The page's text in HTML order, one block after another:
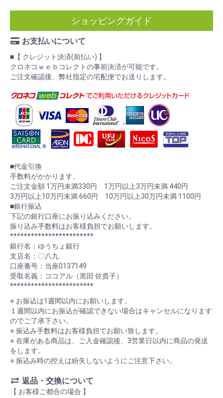
ショッピングガイド
お支払いについて
■【 クレジット決済(前払い) 】
クロネコｗｅｂコレクトの事前決済が可能です。
ご注文確認後、弊社指定の宅配便でお送りします。
■代金引換
手数料がかかります。
ご注文金額 1万円未満330円 1万円以上3万円未満 440円
3万円以上10万円未満 660円 10万円以上30万円未満 1100円
■銀行振込
下記の銀行口座にお振り込みください。
振り込み手数料はお客様負担でお願いします。
************************
銀行名：ゆうちょ銀行
支店名：〇八九
口座番号：当座0137149
受取名義：ココアル（黒田 佐貴子）
************************
※ お振込は1週間以内にお願いします。
１週間以内にお振込が確認できない場合はキャンセルになります
のでご了承下さい。
※ 振込み手数料はお客様負担でお願い致します。
※ 在庫がある商品は、ご入金確認後、3営業日以内に商品の発送
をします。
※ 振込み時の控えは紛失しないようにご注意下さい。
返品・交換について
【 お客様ご都合の場合 】